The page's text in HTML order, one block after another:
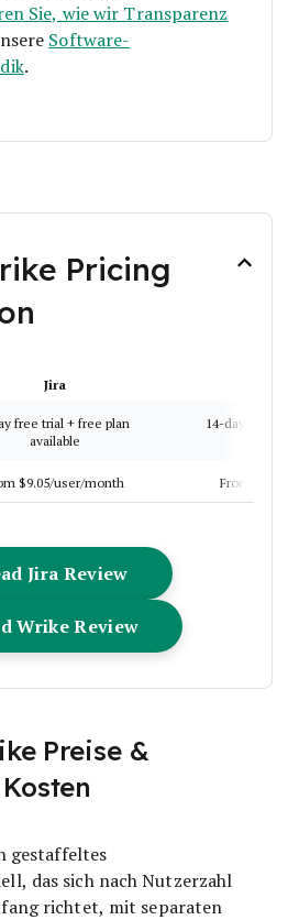
Sie, wie wir Transparenz
Software-
.
Pricing
Jira
free trial + free plan
available
14-day free
$9.05/user/month From $10/
Jira ReviewOpens New
Wrike ReviewOpens New
Preise &
gestaffeltes
das sich nach Nutzerzahl
richtet, mit separaten